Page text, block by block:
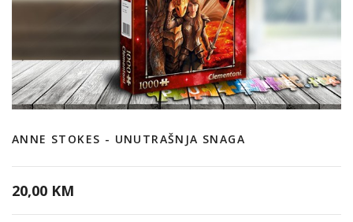
ANNE STOKES - UNUTRAŠNJA SNAGA
20,00 KM